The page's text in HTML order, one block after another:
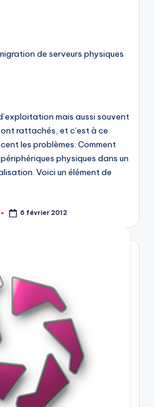
de serveurs physiques
mais aussi souvent
rattachés, et c’est à ce
les problèmes: Comment
physiques dans un
Voici un élément de
6 février 2012